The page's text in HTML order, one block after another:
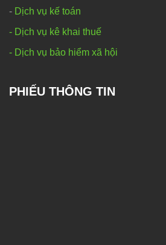
- Dịch vụ kế toán
- Dịch vụ kê khai thuế
- Dịch vụ bảo hiểm xã hội
PHIẾU THÔNG TIN